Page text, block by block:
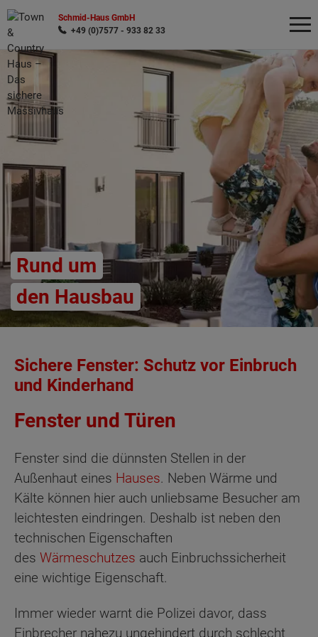
Schmid-Haus GmbH
+49 (0)7577 - 933 82 33
Rund um
den Hausbau
Sichere Fenster: Schutz vor Einbruch
und Kinderhand
Fenster und Türen
Fenster sind die dünnsten Stellen in der
Außenhaut eines Hauses. Neben Wärme und
Kälte können hier auch unliebsame Besucher am
leichtesten eindringen. Deshalb ist neben den
technischen Eigenschaften
des Wärmeschutzes auch Einbruchssicherheit
eine wichtige Eigenschaft.
Immer wieder warnt die Polizei davor, dass
Einbrecher nahezu ungehindert durch schlecht
Wonach möchten Sie suchen?